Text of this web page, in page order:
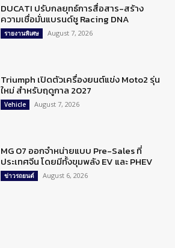
DUCATI ปรับกลยุทธ์การสื่อสาร-สร้าง
ความเชื่อมั่นแบรนด์ชู Racing DNA
รายงานพิเศษ August 7, 2026
Triumph เปิดตัวเครื่องยนต์แข่ง Moto2 รุ่น
ใหม่ สำหรับฤดูกาล 2027
Vehicle August 7, 2026
MG 07 ออกจำหน่ายแบบ Pre-Sales ที่
ประเทศจีน โดยมีทั้งขุมพลัง EV และ PHEV
ข่าวรถยนต์ August 6, 2026